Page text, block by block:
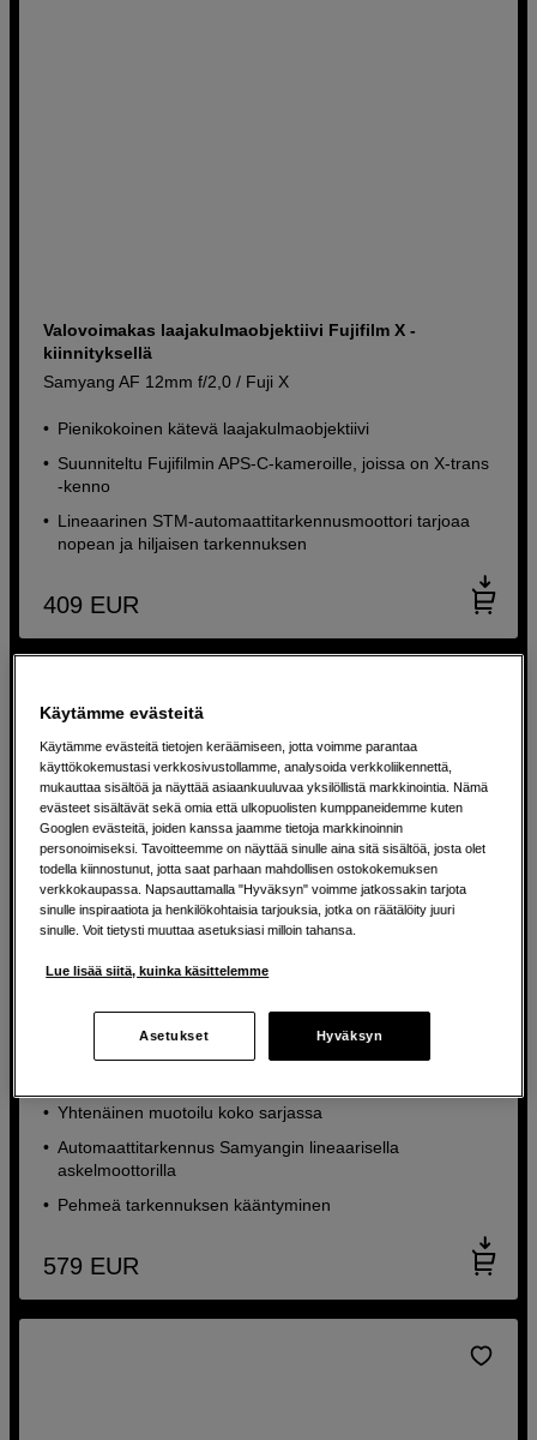
Valovoimakas laajakulmaobjektiivi Fujifilm X -
kiinnityksellä
Samyang AF 12mm f/2,0 / Fuji X
Pienikokoinen kätevä laajakulmaobjektiivi
Suunniteltu Fujifilmin APS-C-kameroille, joissa on X-trans
-kenno
Lineaarinen STM-automaattitarkennusmoottori tarjoaa
nopean ja hiljaisen tarkennuksen
409 EUR
Valovoimakas cineobjektiivi automaattitarkennuksella
Samyang V-AF 45mm T1,9 Sony FE
Yhtenäinen muotoilu koko sarjassa
Automaattitarkennus Samyangin lineaarisella
askelmoottorilla
Pehmeä tarkennuksen kääntyminen
579 EUR
Käytämme evästeitä
Käytämme evästeitä tietojen keräämiseen, jotta voimme parantaa
käyttökokemustasi verkkosivustollamme, analysoida verkkoliikennettä,
mukauttaa sisältöä ja näyttää asiaankuuluvaa yksilöllistä markkinointia. Nämä
evästeet sisältävät sekä omia että ulkopuolisten kumppaneidemme kuten
Googlen evästeitä, joiden kanssa jaamme tietoja markkinoinnin
personoimiseksi. Tavoitteemme on näyttää sinulle aina sitä sisältöä, josta olet
todella kiinnostunut, jotta saat parhaan mahdollisen ostokokemuksen
verkkokaupassa. Napsauttamalla "Hyväksyn" voimme jatkossakin tarjota
sinulle inspiraatiota ja henkilökohtaisia tarjouksia, jotka on räätälöity juuri
sinulle. Voit tietysti muuttaa asetuksiasi milloin tahansa.
Lue lisää siitä, kuinka käsittelemme
Asetukset Hyväksyn